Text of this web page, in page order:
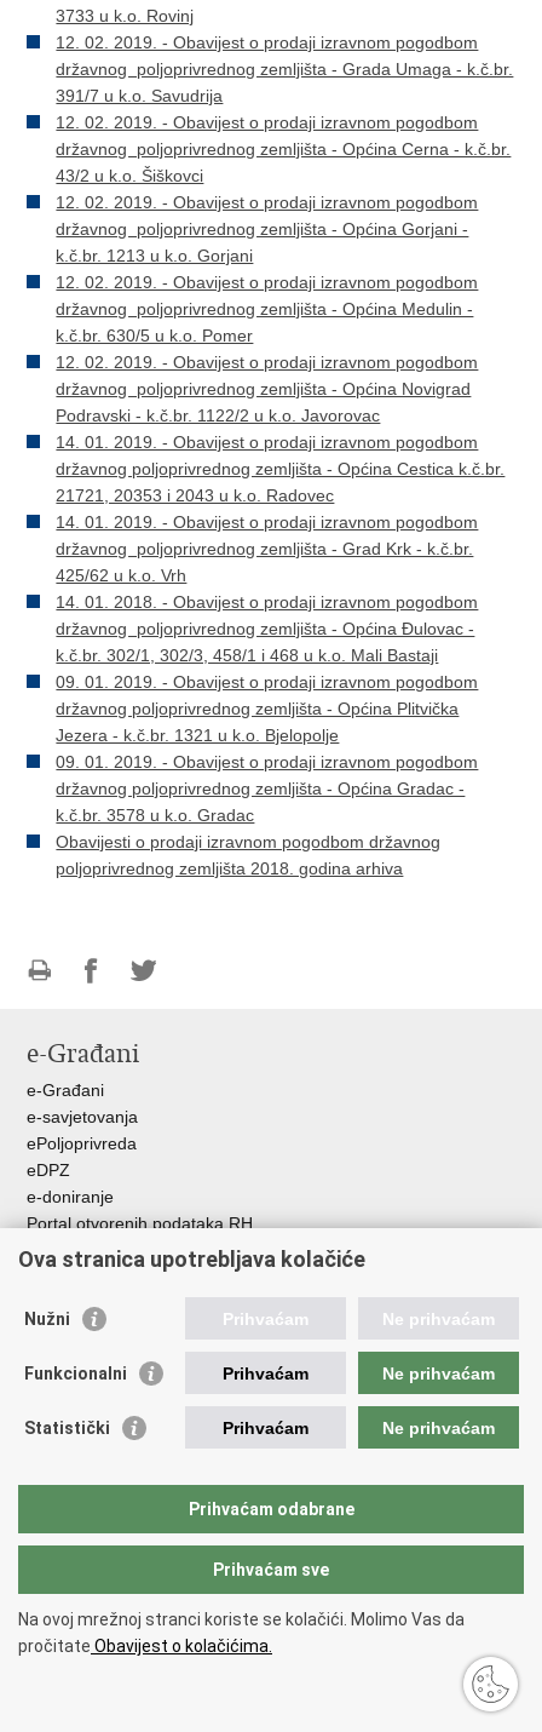
3733 u k.o. Rovinj
12. 02. 2019. - Obavijest o prodaji izravnom pogodbom
državnog poljoprivrednog zemljišta - Grada Umaga - k.č.br.
391/7 u k.o. Savudrija
12. 02. 2019. - Obavijest o prodaji izravnom pogodbom
državnog poljoprivrednog zemljišta - Općina Cerna - k.č.br.
43/2 u k.o. Šiškovci
12. 02. 2019. - Obavijest o prodaji izravnom pogodbom
državnog poljoprivrednog zemljišta - Općina Gorjani -
k.č.br. 1213 u k.o. Gorjani
12. 02. 2019. - Obavijest o prodaji izravnom pogodbom
državnog poljoprivrednog zemljišta - Općina Medulin -
k.č.br. 630/5 u k.o. Pomer
12. 02. 2019. - Obavijest o prodaji izravnom pogodbom
državnog poljoprivrednog zemljišta - Općina Novigrad
Podravski - k.č.br. 1122/2 u k.o. Javorovac
14. 01. 2019. - Obavijest o prodaji izravnom pogodbom
državnog poljoprivrednog zemljišta - Općina Cestica k.č.br.
21721, 20353 i 2043 u k.o. Radovec
14. 01. 2019. - Obavijest o prodaji izravnom pogodbom
državnog poljoprivrednog zemljišta - Grad Krk - k.č.br.
425/62 u k.o. Vrh
14. 01. 2018. - Obavijest o prodaji izravnom pogodbom
državnog poljoprivrednog zemljišta - Općina Đulovac -
k.č.br. 302/1, 302/3, 458/1 i 468 u k.o. Mali Bastaji
09. 01. 2019. - Obavijest o prodaji izravnom pogodbom
državnog poljoprivrednog zemljišta - Općina Plitvička
Jezera - k.č.br. 1321 u k.o. Bjelopolje
09. 01. 2019. - Obavijest o prodaji izravnom pogodbom
državnog poljoprivrednog zemljišta - Općina Gradac -
k.č.br. 3578 u k.o. Gradac
Obavijesti o prodaji izravnom pogodbom državnog
poljoprivrednog zemljišta 2018. godina arhiva
FacebookuTwitteru
e-Građani
e-Građani
e-savjetovanja
ePoljoprivreda
eDPZ
e-doniranje
Portal otvorenih podataka RH
Izvozni portal
Pristup informacijama
Izjava o pristupačnosti
Zapošljavanje
Zakoni i propisi
Javni natječaji za zakup poljoprivrednog zemljišta u vlasništvu
Vlada RH
Hrvatska agencija za poljoprivredu i hranu
Ova stranica upotrebljava kolačiće
Nužni Prihvaćam Ne prihvaćam
Funkcionalni Prihvaćam Ne prihvaćam
Statistički Prihvaćam Ne prihvaćam
Prihvaćam odabrane
Prihvaćam sve
Na ovoj mrežnoj stranci koriste se kolačići. Molimo Vas da
pročitate Obavijest o kolačićima.